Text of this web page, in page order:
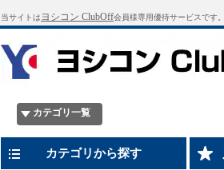
当サイトは ヨシコン ClubOff会員様専用優待サービスです。
カテゴリ一覧
カテゴリから探す